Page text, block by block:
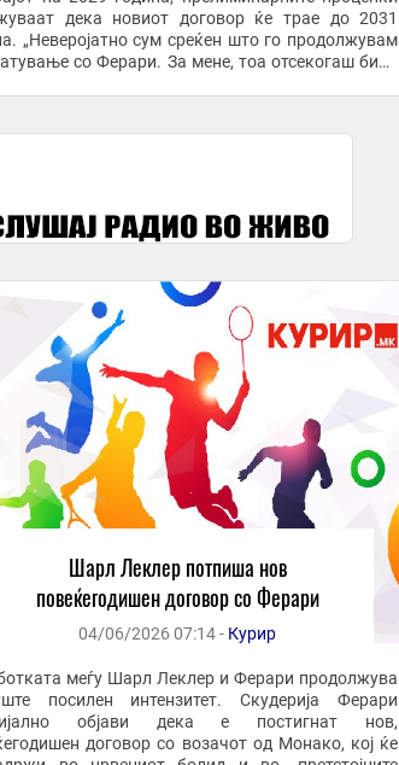
дека новиот договор ќе трае до 2031
„Неверојатно сум среќен што го продолжувам
со Ферари. За мене, тоа отсекогаш било
Шарл Леклер потпиша нов
повеќегодишен договор со Ферари
04/06/2026 07:14 - Курир
меѓу Шарл Леклер и Ферари продолжува
посилен интензитет. Скудерија Ферари
објави дека е постигнат нов,
договор со возачот од Монако, кој ќе